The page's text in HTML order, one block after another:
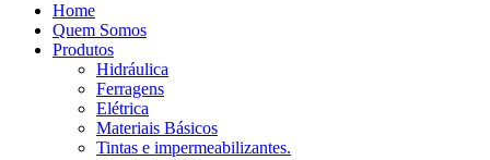
Home
Quem Somos
Produtos
Hidráulica
Ferragens
Elétrica
Materiais Básicos
Tintas e impermeabilizantes.